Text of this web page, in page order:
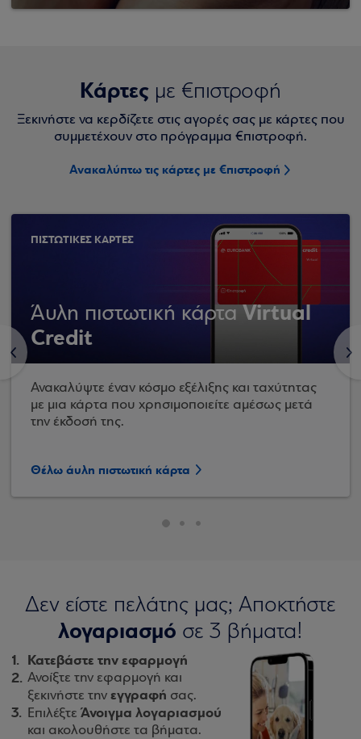
Κάρτες με €πιστροφή
Ξεκινήστε να κερδίζετε στις αγορές σας με κάρτες που
συμμετέχουν στο πρόγραμμα €πιστροφή.
Ανακαλύπτω τις κάρτες με €πιστροφή
<
ΠΙΣΤΩΤΙΚΕΣ ΚΑΡΤΕΣ
Άυλη πιστωτική κάρτα Virtual
Credit
Ανακαλύψτε έναν κόσμο εξέλιξης και ταχύτητας
με μια κάρτα που χρησιμοποιείτε αμέσως μετά
την έκδοσή της.
Θέλω άυλη πιστωτική κάρτα
>
Δεν είστε πελάτης μας; Αποκτήστε
λογαριασμό σε 3 βήματα!
Κατεβάστε την εφαρμογή
Ανοίξτε την εφαρμογή και
ξεκινήστε την εγγραφή σας.
Επιλέξτε Άνοιγμα λογαριασμού
και ακολουθήστε τα βήματα.